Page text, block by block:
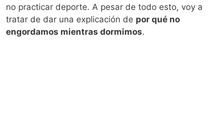
no practicar deporte. A pesar de todo esto, voy a
tratar de dar una explicación de por qué no
engordamos mientras dormimos.